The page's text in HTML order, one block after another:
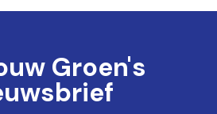
Groen's